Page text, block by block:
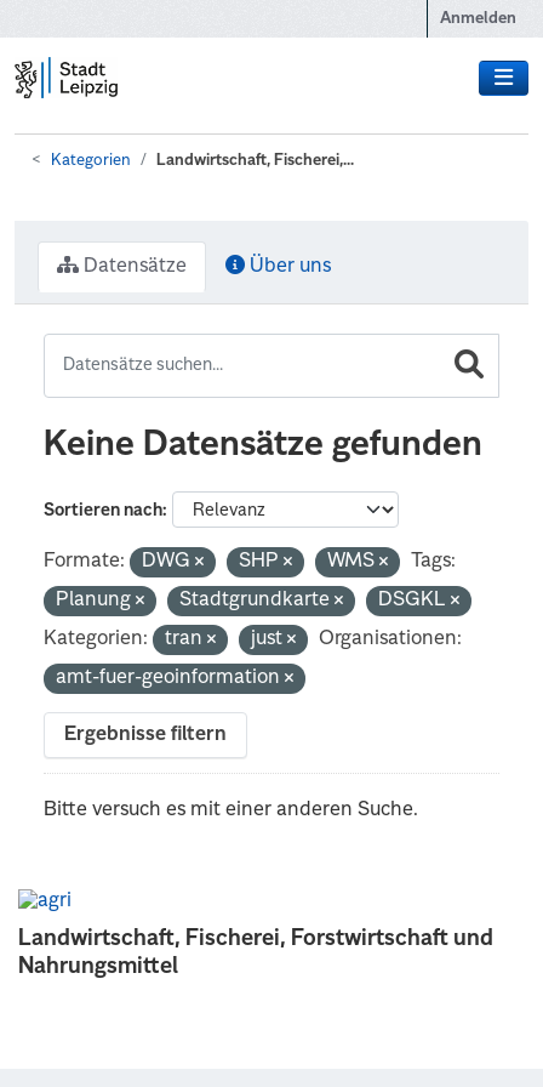
Anmelden
Kategorien Landwirtschaft, Fischerei,...
Landwirtschaft, Fischerei, Forstwirtschaft und
Nahrungsmittel
Datensätze Über uns
Keine Datensätze gefunden
Sortieren nach
Formate: DWG SHP WMS
Tags:
Planung
Stadtgrundkarte
DSGKL
Kategorien:
tran just
Organisationen:
amt-fuer-geoinformation
Ergebnisse filtern
Bitte versuch es mit einer anderen Suche.